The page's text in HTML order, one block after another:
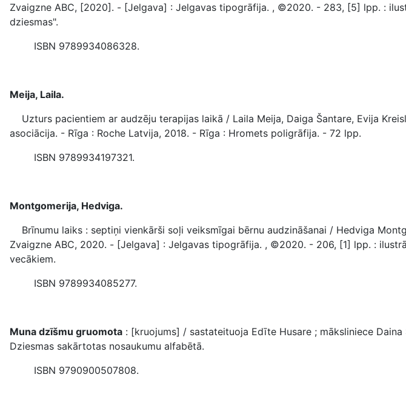
Zvaigzne ABC, [2020]. - [Jelgava] : Jelgavas tipogrāfija. , ©2020. - 283, [5] lpp. :
dziesmas".
ISBN 9789934086328.
Meija, Laila.
Uzturs pacientiem ar audzēju terapijas laikā / Laila Meija, Daiga Šantare, Evija
asociācija. - Rīga : Roche Latvija, 2018. - Rīga : Hromets poligrāfija. - 72 lpp.
ISBN 9789934197321.
Montgomerija, Hedviga.
Brīnumu laiks : septiņi vienkārši soļi veiksmīgai bērnu audzināšanai / Hedviga
Zvaigzne ABC, 2020. - [Jelgava] : Jelgavas tipogrāfija. , ©2020. - 206, [1] lpp. :
vecākiem.
ISBN 9789934085277.
Muna dzīšmu gruomota : [kruojums] / sastateituoja Edīte Husare ; māksliniece
Dziesmas sakārtotas nosaukumu alfabētā.
ISBN 9790900507808.